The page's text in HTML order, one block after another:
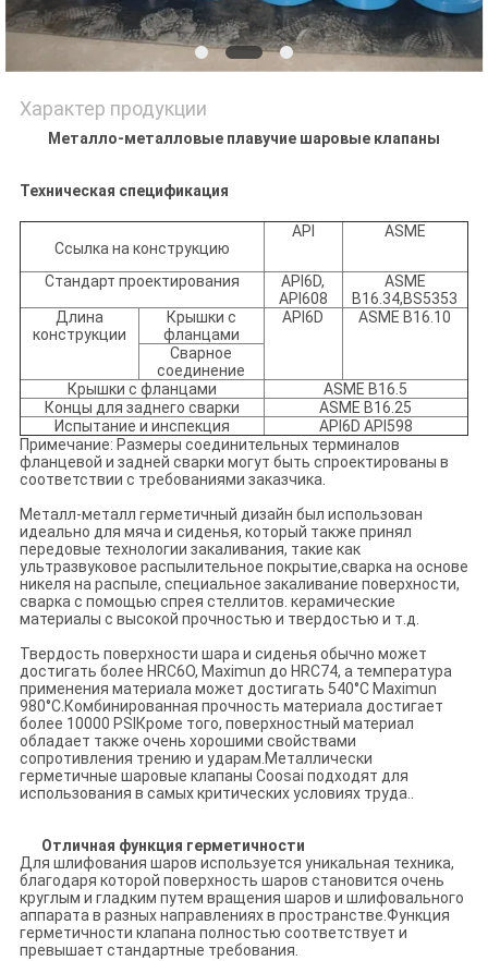
Характер продукции
Металло-металловые плавучие шаровые клапаны
Техническая спецификация
Ссылка на конструкцию
API ASME
Стандарт проектирования
API6D,
API608
ASME
B16.34,BS5353
Длина
конструкции
Крышки с
фланцами
API6D ASME B16.10
Сварное
соединение
Крышки с фланцами
ASME B16.5
Концы для заднего сварки
ASME B16.25
Испытание и инспекция
API6D API598
Примечание: Размеры соединительных терминалов
фланцевой и задней сварки могут быть спроектированы в
соответствии с требованиями заказчика.
Металл-металл герметичный дизайн был использован
идеально для мяча и сиденья, который также принял
передовые технологии закаливания, такие как
ультразвуковое распылительное покрытие,сварка на основе
никеля на распыле, специальное закаливание поверхности,
сварка с помощью спрея стеллитов. керамические
материалы с высокой прочностью и твердостью и т.д.
Твердость поверхности шара и сиденья обычно может
достигать более HRC6O, Maximun до HRC74, а температура
применения материала может достигать 540°C Maximun
980°C.Комбинированная прочность материала достигает
более 10000 PSIКроме того, поверхностный материал
обладает также очень хорошими свойствами
сопротивления трению и ударам.Металлически
герметичные шаровые клапаны Coosai подходят для
использования в самых критических условиях труда..
Отличная функция герметичности
Для шлифования шаров используется уникальная техника,
благодаря которой поверхность шаров становится очень
круглым и гладким путем вращения шаров и шлифовального
аппарата в разных направлениях в пространстве.Функция
герметичности клапана полностью соответствует и
превышает стандартные требования.